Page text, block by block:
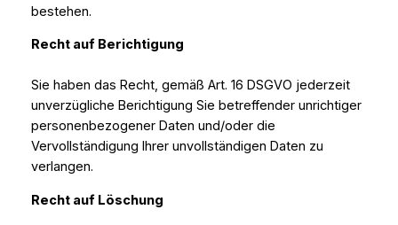
bestehen.
Recht auf Berichtigung
Sie haben das Recht, gemäß Art. 16 DSGVO jederzeit
unverzügliche Berichtigung Sie betreffender unrichtiger
personenbezogener Daten und/oder die
Vervollständigung Ihrer unvollständigen Daten zu
verlangen.
Recht auf Löschung